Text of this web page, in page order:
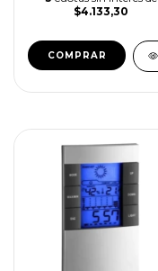
$4.133,30